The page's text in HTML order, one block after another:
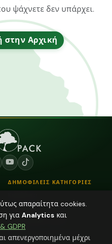
ψάχνετε δεν υπάρχει.
στην Αρχική
ΔΗΜΟΦΙΛΕΙΣ ΚΑΤΗΓΟΡΙΕΣ
Λουλούδια - Βάζα
Αποξηραμένα φυτά
Plexiglass Διακοσμητικά
απαραίτητα cookies.
για Analytics και
GDPR
απενεργοποιημένα μέχρι